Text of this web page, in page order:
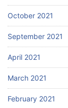
October 2021
September 2021
April 2021
March 2021
February 2021